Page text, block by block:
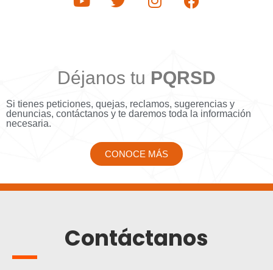
Déjanos tu PQRSD
Si tienes peticiones, quejas, reclamos, sugerencias y
denuncias, contáctanos y te daremos toda la información
necesaria.
CONOCE MÁS
Contáctanos